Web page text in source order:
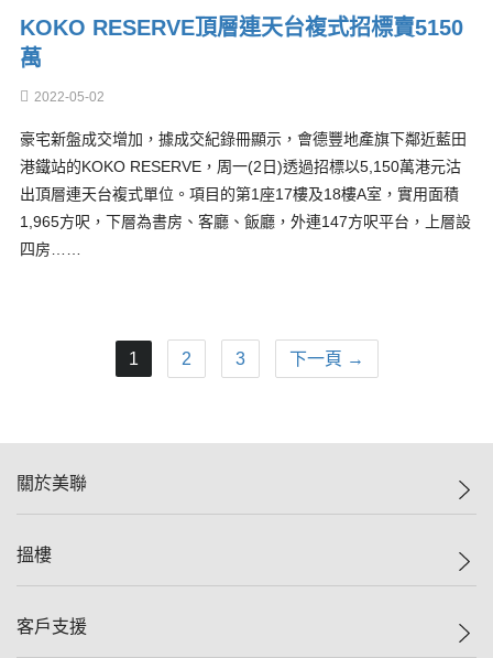
KOKO RESERVE頂層連天台複式招標賣5150
萬
2022-05-02
豪宅新盤成交增加，據成交紀錄冊顯示，會德豐地產旗下鄰近藍田
港鐵站的KOKO RESERVE，周一(2日)透過招標以5,150萬港元沽
出頂層連天台複式單位。項目的第1座17樓及18樓A室，實用面積
1,965方呎，下層為書房、客廳、飯廳，外連147方呎平台，上層設
四房……
1 2 3 下一頁 →
關於美聯
美聯集團
人才招募
搵樓
一手新盤
客戶支援